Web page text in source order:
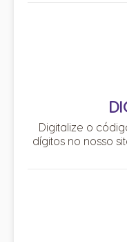
Digitalize o
dígitos no nosso